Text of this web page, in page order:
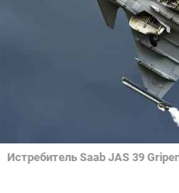
Истребитель Saab JAS 39